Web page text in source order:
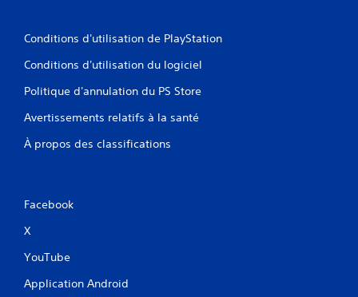
Conditions d'utilisation de PlayStation
Conditions d'utilisation du logiciel
Politique d'annulation du PS Store
Avertissements relatifs à la santé
À propos des classifications
Facebook
X
YouTube
Application Android